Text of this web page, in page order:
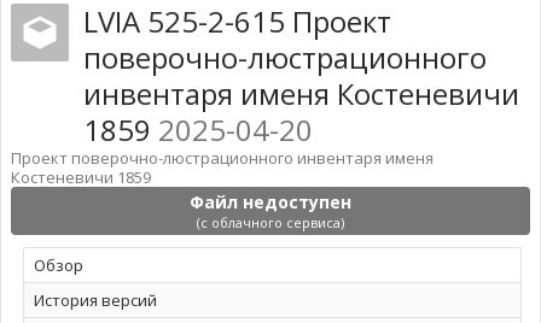
Файл недоступен
(с облачного сервиса)
LVIA 525-2-615 Проект
поверочно-люстрационного
инвентаря именя Костеневичи
1859 2025-04-20
Проект поверочно-люстрационного инвентаря именя
Костеневичи 1859
Обзoр
История версий